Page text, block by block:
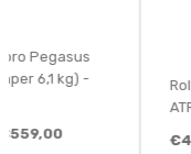
Rollator Topro
€479,00